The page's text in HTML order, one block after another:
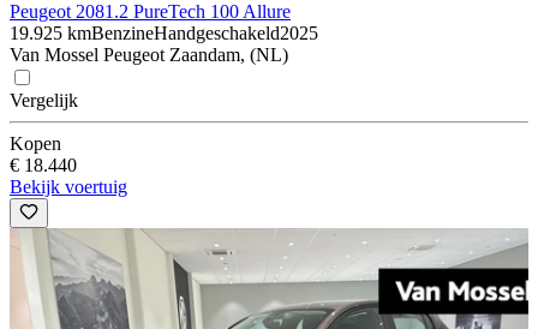
Peugeot 2081.2 PureTech 100 Allure
19.925 kmBenzineHandgeschakeld2025
Van Mossel Peugeot Zaandam, (NL)
Vergelijk
Kopen
€ 18.440
Bekijk voertuig